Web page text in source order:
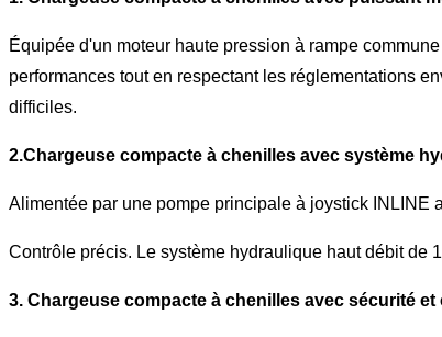
Équipée d'un moteur haute pression à rampe
performances tout en respectant les réglementations
difficiles.
2.Chargeuse compacte à chenilles avec système
Alimentée par une pompe principale à joystick INLINE
Contrôle précis. Le système hydraulique haut débit de
3. Chargeuse compacte à chenilles avec sécurité